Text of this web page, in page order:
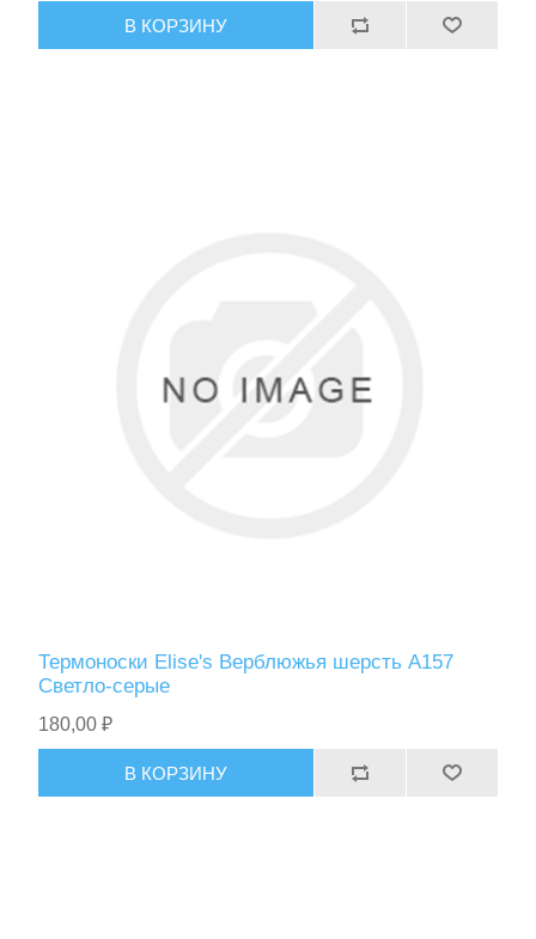
В КОРЗИНУ
Термоноски Elise's Верблюжья шерсть A157
Светло-серые
180,00 ₽
В КОРЗИНУ